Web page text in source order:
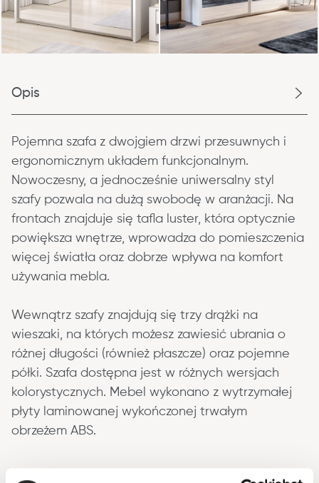
Opis
Pojemna szafa z dwojgiem drzwi przesuwnych i
ergonomicznym układem funkcjonalnym.
Nowoczesny, a jednocześnie uniwersalny styl
szafy pozwala na dużą swobodę w aranżacji. Na
frontach znajduje się tafla luster, która optycznie
powiększa wnętrze, wprowadza do pomieszczenia
więcej światła oraz dobrze wpływa na komfort
używania mebla.
Wewnątrz szafy znajdują się trzy drążki na
wieszaki, na których możesz zawiesić ubrania o
różnej długości (również płaszcze) oraz pojemne
półki. Szafa dostępna jest w różnych wersjach
kolorystycznych. Mebel wykonano z wytrzymałej
płyty laminowanej wykończonej trwałym
obrzeżem ABS.
Informacje podstawowe